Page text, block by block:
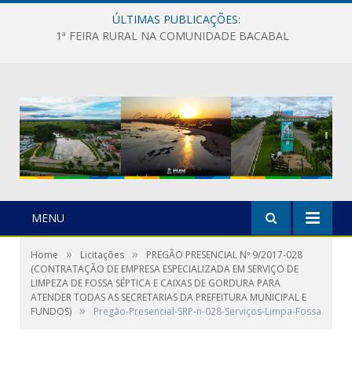
ÚLTIMAS PUBLICAÇÕES:
1ª FEIRA RURAL NA COMUNIDADE BACABAL
MENU
Home » Licitações »
PREGÃO PRESENCIAL Nº 9/2017-028
(CONTRATAÇÃO DE EMPRESA ESPECIALIZADA EM SERVIÇO DE
LIMPEZA DE FOSSA SÉPTICA E CAIXAS DE GORDURA PARA
ATENDER TODAS AS SECRETARIAS DA PREFEITURA MUNICIPAL E
FUNDOS) » Pregão-Presencial-SRP-n-028-Serviços-Limpa-Fossa